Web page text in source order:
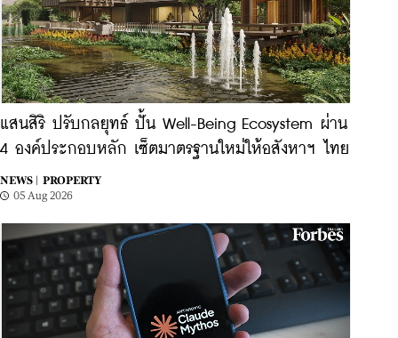
แสนสิริ ปรับกลยุทธ์ ปั้น Well-Being Ecosystem ผ่าน
4 องค์ประกอบหลัก เซ็ตมาตรฐานใหม่ให้อสังหาฯ ไทย
NEWS |
PROPERTY
05 Aug 2026